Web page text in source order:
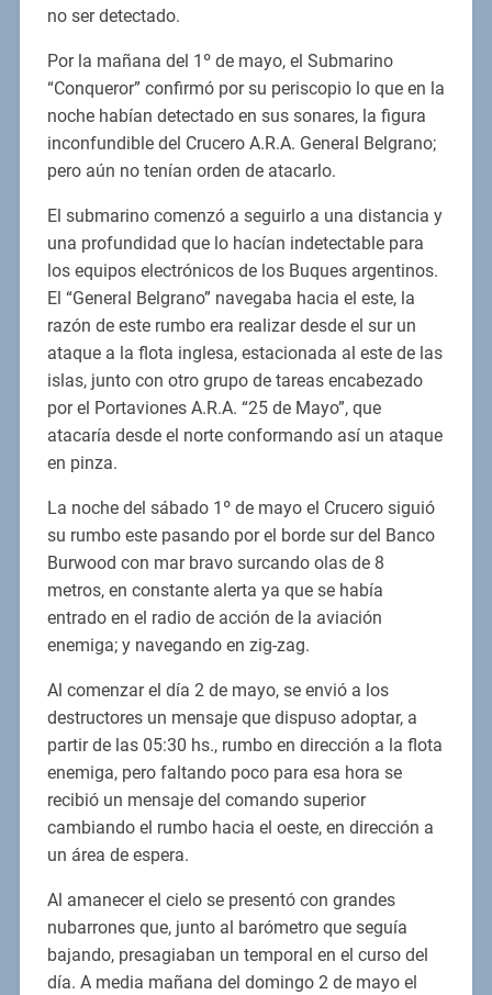
no ser detectado.
Por la mañana del 1º de mayo, el Submarino
“Conqueror” confirmó por su periscopio lo que en la
noche habían detectado en sus sonares, la figura
inconfundible del Crucero A.R.A. General Belgrano;
pero aún no tenían orden de atacarlo.
El submarino comenzó a seguirlo a una distancia y
una profundidad que lo hacían indetectable para
los equipos electrónicos de los Buques argentinos.
El “General Belgrano” navegaba hacia el este, la
razón de este rumbo era realizar desde el sur un
ataque a la flota inglesa, estacionada al este de las
islas, junto con otro grupo de tareas encabezado
por el Portaviones A.R.A. “25 de Mayo”, que
atacaría desde el norte conformando así un ataque
en pinza.
La noche del sábado 1º de mayo el Crucero siguió
su rumbo este pasando por el borde sur del Banco
Burwood con mar bravo surcando olas de 8
metros, en constante alerta ya que se había
entrado en el radio de acción de la aviación
enemiga; y navegando en zig-zag.
Al comenzar el día 2 de mayo, se envió a los
destructores un mensaje que dispuso adoptar, a
partir de las 05:30 hs., rumbo en dirección a la flota
enemiga, pero faltando poco para esa hora se
recibió un mensaje del comando superior
cambiando el rumbo hacia el oeste, en dirección a
un área de espera.
Al amanecer el cielo se presentó con grandes
nubarrones que, junto al barómetro que seguía
bajando, presagiaban un temporal en el curso del
día. A media mañana del domingo 2 de mayo el